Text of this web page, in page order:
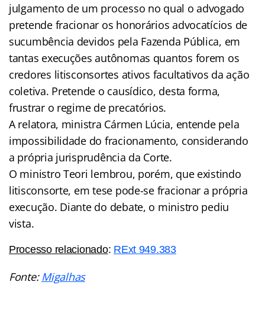
julgamento de um processo no qual o advogado
pretende fracionar os honorários advocatícios de
sucumbência devidos pela Fazenda Pública, em
tantas execuções autônomas quantos forem os
credores litisconsortes ativos facultativos da ação
coletiva. Pretende o causídico, desta forma,
frustrar o regime de precatórios.
A relatora, ministra Cármen Lúcia, entende pela
impossibilidade do fracionamento, considerando
a própria jurisprudência da Corte.
O ministro Teori lembrou, porém, que existindo
litisconsorte, em tese pode-se fracionar a própria
execução. Diante do debate, o ministro pediu
vista.
Processo relacionado: RExt 949.383
Fonte:Migalhas